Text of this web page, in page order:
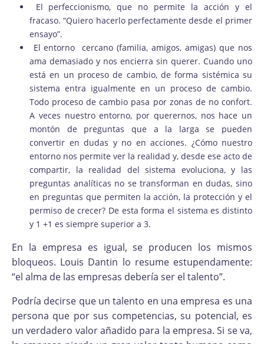
El perfeccionismo, que no permite la acción y el
fracaso. “Quiero hacerlo perfectamente desde el primer
ensayo”.
El entorno cercano (familia, amigos, amigas) que nos
ama demasiado y nos encierra sin querer. Cuando uno
está en un proceso de cambio, de forma sistémica su
sistema entra igualmente en un proceso de cambio.
Todo proceso de cambio pasa por zonas de no confort.
A veces nuestro entorno, por querernos, nos hace un
montón de preguntas que a la larga se pueden
convertir en dudas y no en acciones. ¿Cómo nuestro
entorno nos permite ver la realidad y, desde ese acto de
compartir, la realidad del sistema evoluciona, y las
preguntas analíticas no se transforman en dudas, sino
en preguntas que permiten la acción, la protección y el
permiso de crecer? De esta forma el sistema es distinto
y 1 +1 es siempre superior a 3.
En la empresa es igual, se producen los mismos
bloqueos. Louis Dantin lo resume estupendamente:
“el alma de las empresas debería ser el talento”.
Podría decirse que un talento en una empresa es una
persona que por sus competencias, su potencial, es
un verdadero valor añadido para la empresa. Si se va,